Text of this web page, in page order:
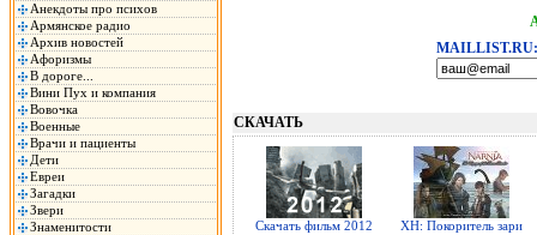
Анекдоты про психов
Армянское радио
Архив новостей
Афоризмы
В дороге...
Вини Пух и компания
Вовочка
Военные
Врачи и пациенты
Дети
Евреи
Загадки
Звери
Знаменитости
MAILLIST.RU:
СКАЧАТЬ
Скачать фильм 2012 ХН: Покоритель зари